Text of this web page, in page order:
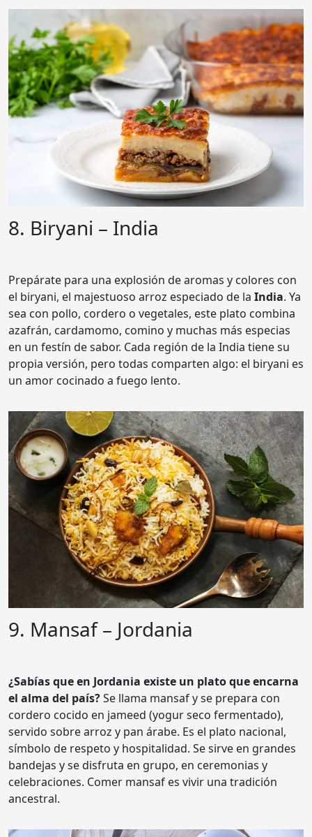
8. Biryani – India
Prepárate para una explosión de aromas y colores con
el biryani, el majestuoso arroz especiado de la India. Ya
sea con pollo, cordero o vegetales, este plato combina
azafrán, cardamomo, comino y muchas más especias
en un festín de sabor. Cada región de la India tiene su
propia versión, pero todas comparten algo: el biryani es
un amor cocinado a fuego lento.
9. Mansaf – Jordania
¿Sabías que en Jordania existe un plato que encarna
el alma del país?Se llama mansaf y se prepara con
cordero cocido en jameed (yogur seco fermentado),
servido sobre arroz y pan árabe. Es el plato nacional,
símbolo de respeto y hospitalidad. Se sirve en grandes
bandejas y se disfruta en grupo, en ceremonias y
celebraciones. Comer mansaf es vivir una tradición
ancestral.